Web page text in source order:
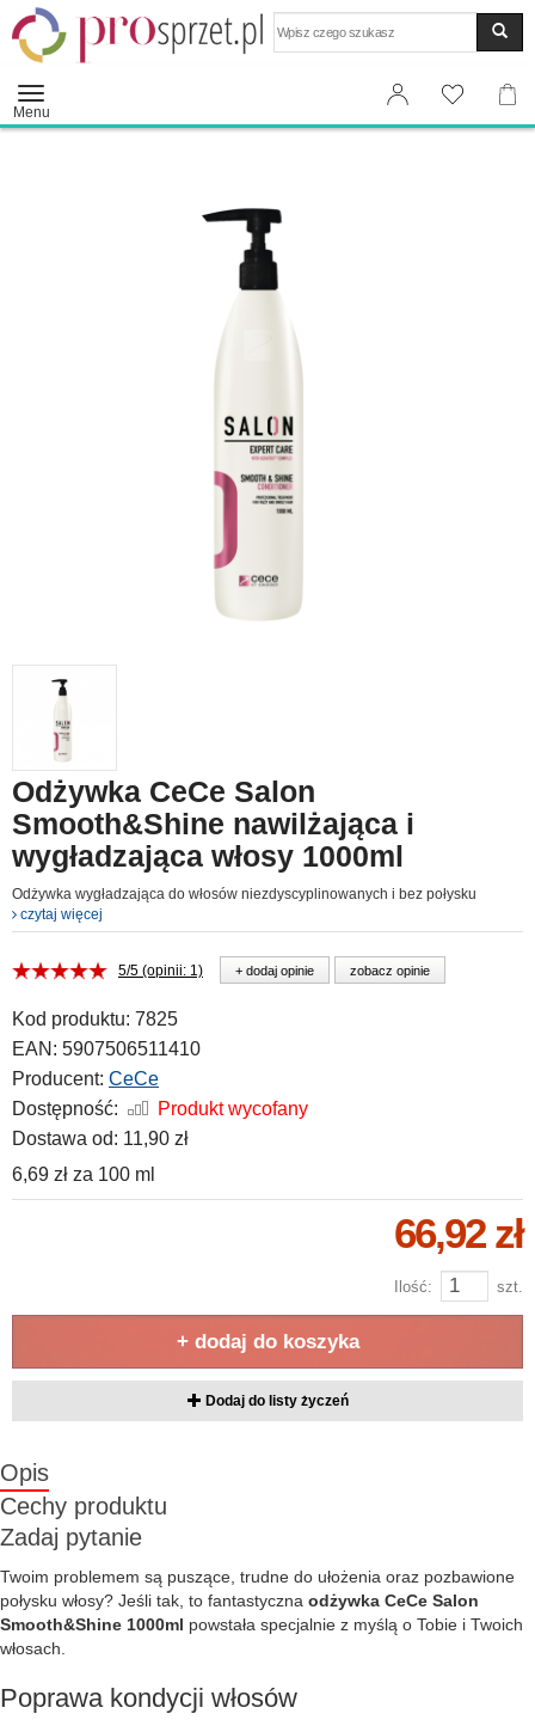
Menu
Odżywka CeCe Salon
Smooth&Shine nawilżająca i
wygładzająca włosy 1000ml
Odżywka wygładzająca do włosów niezdyscyplinowanych i bez połysku
czytaj więcej
5/5 (opinii: 1) + dodaj opinie zobacz opinie
Kod produktu: 7825
EAN: 5907506511410
Producent: CeCe
Dostępność:
Produkt wycofany
Dostawa od: 11,90 zł
6,69 zł za 100 ml
66,92 zł
Ilość: szt.
+ dodaj do koszyka
Dodaj do listy życzeń
Opis
Cechy produktu
Zadaj pytanie
Twoim problemem są puszące, trudne do ułożenia oraz pozbawione
połysku włosy? Jeśli tak, to fantastyczna odżywka CeCe Salon
Smooth&Shine 1000ml powstała specjalnie z myślą o Tobie i Twoich
włosach.
Poprawa kondycji włosów